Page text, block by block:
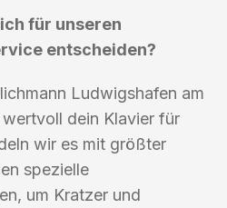
für unseren
entscheiden?
Ludwigshafen am
dein Klavier für
wir es mit größter
spezielle
um Kratzer und